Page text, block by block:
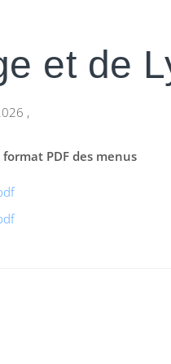
et de
,
PDF des menus